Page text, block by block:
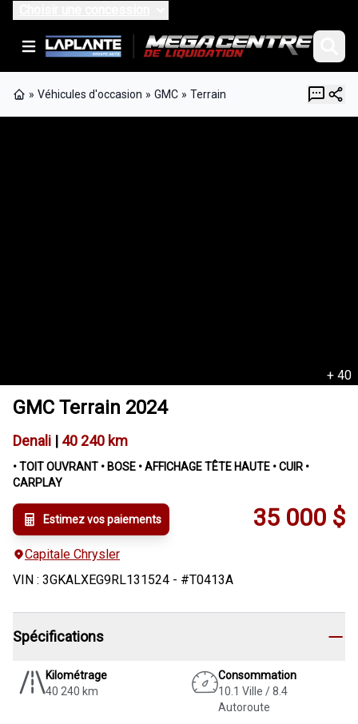
» Véhicules d'occasion » GMC » Terrain
+ 40
GMC Terrain 2024
Denali | 40 240 km
• TOIT OUVRANT • BOSE • AFFICHAGE TÊTE HAUTE • CUIR •
CARPLAY
35 000$
Estimez vos paiements
Capitale Chrysler
VIN : 3GKALXEG9RL131524 - #T0413A
Spécifications
Kilométrage
40 240 km
Consommation
10.1 Ville / 8.4
Autoroute